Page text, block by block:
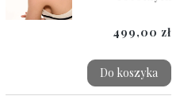
499,00 zł
Do koszyka